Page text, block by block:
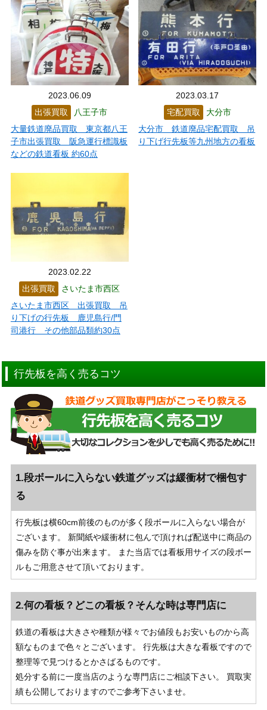
2023.06.09
出張買取
八王子市
大量鉄道廃品買取 東京都八王
子市出張買取 阪急運行標識板
などの鉄道看板 約60点
2023.03.17
宅配買取
大分市
大分市 鉄道廃品宅配買取 吊
り下げ行先板等九州地方の看板
2023.02.22
出張買取
さいたま市西区
さいたま市西区 出張買取 吊
り下げの行先板 鹿児島行/門
司港行 その他部品類約30点
行先板を高く売るコツ
1.段ボールに入らない鉄道グッズは緩衝材で梱包す
る
行先板は横60cm前後のものが多く段ボールに入らない場合が
ございます。 新聞紙や緩衝材に包んで頂ければ配送中に商品の
傷みを防ぐ事が出来ます。 また当店では看板用サイズの段ボー
ルもご用意させて頂いております。
2.何の看板？どこの看板？そんな時は専門店に
鉄道の看板は大きさや種類が様々でお値段もお安いものから高
額なものまで色々とございます。 行先板は大きな看板ですので
整理等で見つけるとかさばるものです。
処分する前に一度当店のような専門店にご相談下さい。 買取実
績も公開しておりますのでご参考下さいませ。